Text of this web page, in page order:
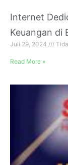
Internet
Keuangan di
Juli 29, 2024
Read More »